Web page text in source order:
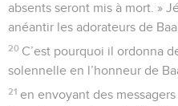
absents seront mis à mort. »
anéantir les adorateurs de
20 C’est pourquoi il ordonna
solennelle en l’honneur de
21 en envoyant des messagers